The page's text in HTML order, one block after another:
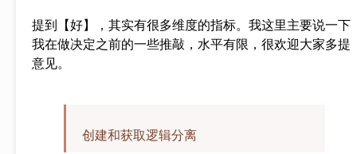
提到【好】，其实有很多维度的指标。我这里主要说一下
我在做决定之前的一些推敲，水平有限，很欢迎大家多提
意见。
创建和获取逻辑分离